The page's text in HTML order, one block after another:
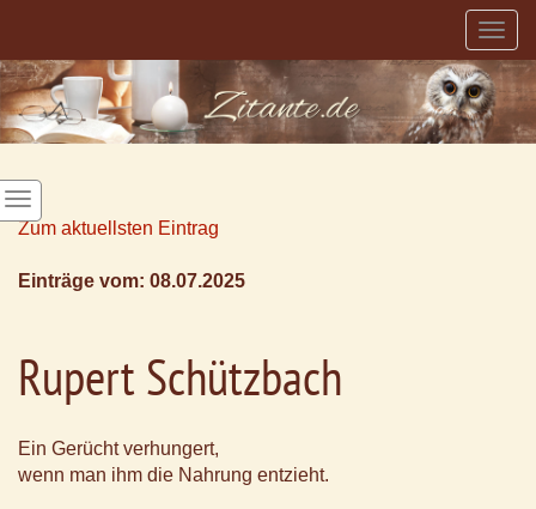
Zum aktuellsten Eintrag
Einträge vom: 08.07.2025
Rupert Schützbach
Ein Gerücht verhungert,
wenn man ihm die Nahrung entzieht.